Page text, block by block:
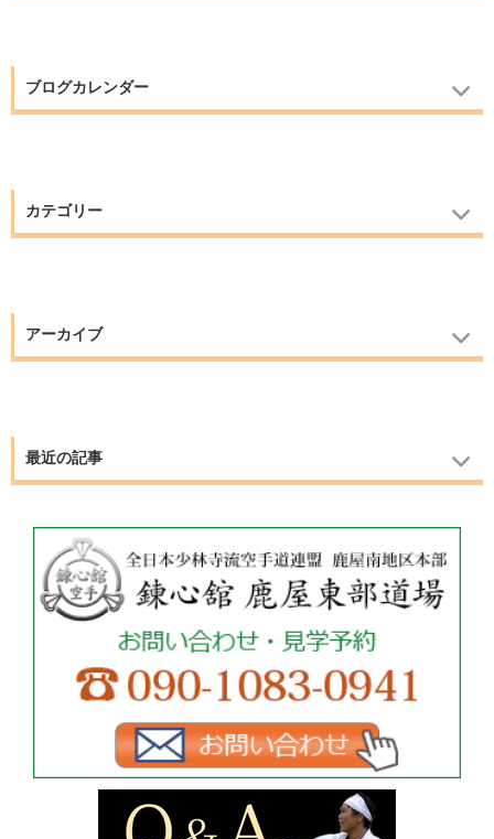
ブログカレンダー
カテゴリー
アーカイブ
最近の記事